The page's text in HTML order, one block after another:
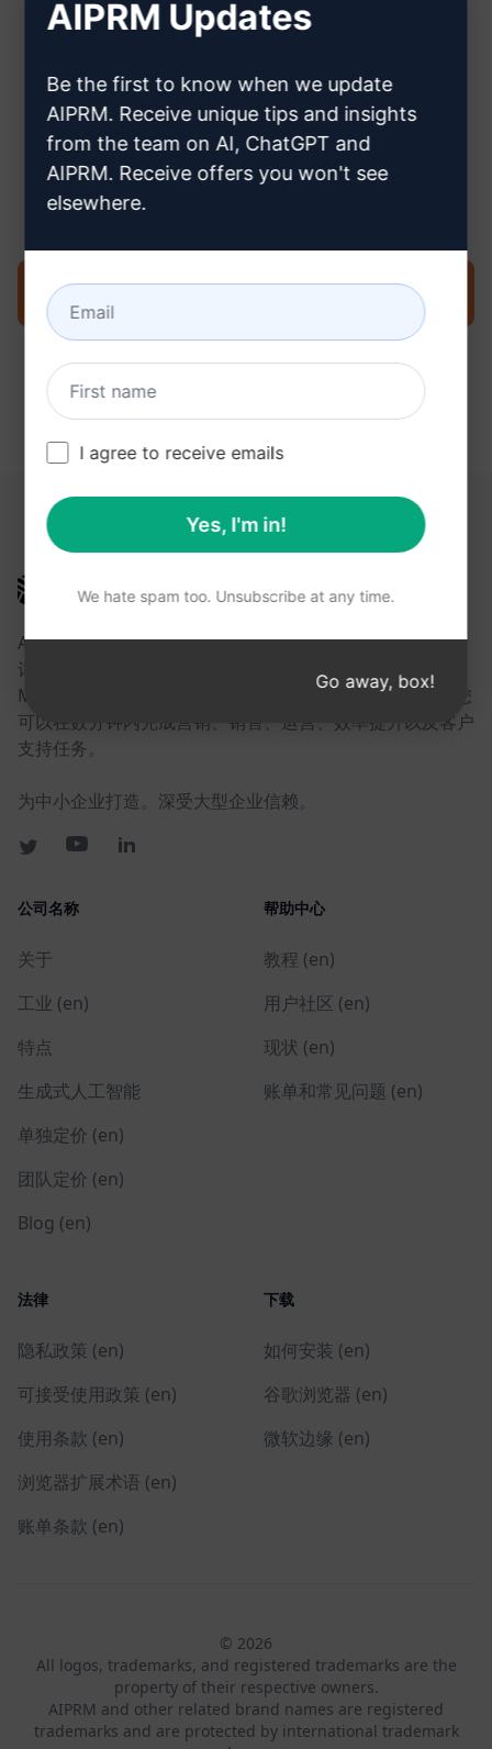
单击此处了解如何创建 ChatGPT 帐
步骤 3：在您的 ChatGPT 中使用提示
立即在 ChatGPT 上尝试提示
以下链接可能对您有所帮助
AIPRM
AIPRM 是一款提示词管理工具，也是一个社区驱动的提示
词库。借助面向 ChatGPT、Claude、Gemini、
Midjourney、GPT Image 等众多平台的即用型提示词，您
可以在数分钟内完成营销、销售、运营、效率提升以及客户
支持任务。
为中小企业打造。深受大型企业信赖。
公司名称
关于
工业 (en)
特点
生成式人工智能
单独定价 (en)
团队定价 (en)
Blog (en)
帮助中心
教程 (en)
用户社区 (en)
现状 (en)
账单和常见问题 (en)
法律
隐私政策 (en)
可接受使用政策 (en)
使用条款 (en)
浏览器扩展术语 (en)
账单条款 (en)
下载
如何安装 (en)
谷歌浏览器 (en)
微软边缘 (en)
© 2026
All logos, trademarks, and registered trademarks are the
property of their respective owners.
AIPRM and other related brand names are registered
trademarks and are protected by international trademark
AIPRM Updates
Be the first to know when we update
AIPRM. Receive unique tips and insights
from the team on AI, ChatGPT and
AIPRM. Receive offers you won't see
elsewhere.
I agree to receive emails
Yes, I'm in!
We hate spam too. Unsubscribe at any time.
Go away, box!